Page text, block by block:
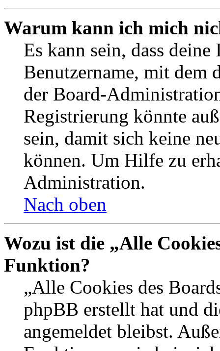
Warum kann ich mich
Es kann sein, dass
Benutzername, mit dem
der Board-
Registrierung könnte
sein, damit sich keine
können. Um Hilfe zu
Administration.
Nach oben
Wozu ist die „Alle
Funktion?
„Alle Cookies des
phpBB erstellt hat und
angemeldet bleibst.